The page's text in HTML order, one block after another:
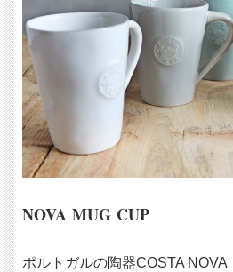
NOVA MUG CUP
ポルトガルの陶器COSTA